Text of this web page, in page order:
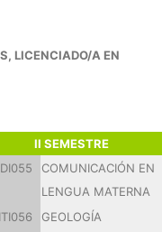
LICENCIADO/A EN
II SEMESTRE
COMUNICACIÓN EN
LENGUA MATERNA
GEOLOGÍA